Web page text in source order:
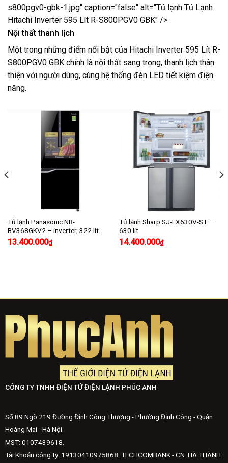
Nội thất thanh lịch
Một trong những điểm nổi bật của Hitachi Inverter 595 Lít R-
S800PGV0 GBK chính là nội thất sang trọng, thanh lịch thân
thiện với người dùng, cùng hệ thống đèn LED tiết kiệm điện
năng.
Tủ lạnh Panasonic NR-
BV368GKV2 – inverter, 322 lít
13.400.000₫
Tủ lạnh Sharp SJ-FX630V-ST –
630 lít
14.400.000₫
CÔNG TY TNHH ĐIỆN TỬ ĐIỆN LẠNH PHÚC ANH
Số 89 Ngõ 219 Đường Định Công Thượng - Phường Định Công - Quận
Hoàng Mai - Hà Nội.
MST: 0107439618.
Tài Khoản công ty: 19130410975868. TECHCOMBANK - CN .HÀ THÀNH